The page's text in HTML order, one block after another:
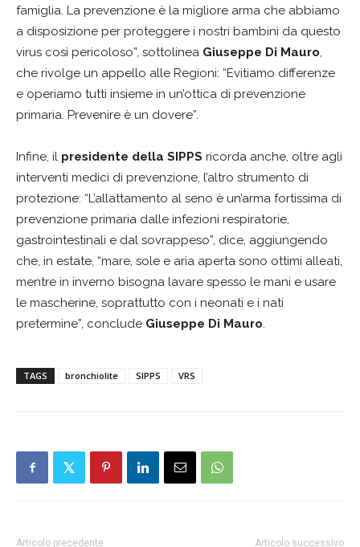
famiglia. La prevenzione è la migliore arma che abbiamo
a disposizione per proteggere i nostri bambini da questo
virus così pericoloso”, sottolinea Giuseppe Di Mauro,
che rivolge un appello alle Regioni: “Evitiamo differenze
e operiamo tutti insieme in un’ottica di prevenzione
primaria. Prevenire è un dovere”.
Infine, il presidente della SIPPS ricorda anche, oltre agli
interventi medici di prevenzione, l’altro strumento di
protezione: “L’allattamento al seno è un’arma fortissima di
prevenzione primaria dalle infezioni respiratorie,
gastrointestinali e dal sovrappeso”, dice, aggiungendo
che, in estate, “mare, sole e aria aperta sono ottimi alleati,
mentre in inverno bisogna lavare spesso le mani e usare
le mascherine, soprattutto con i neonati e i nati
pretermine”, conclude Giuseppe Di Mauro.
TAGS bronchiolite SIPPS VRS
Articolo precedente Articolo successivo